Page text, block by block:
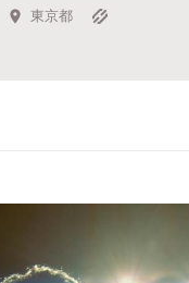
キュレーターから探す
東京都